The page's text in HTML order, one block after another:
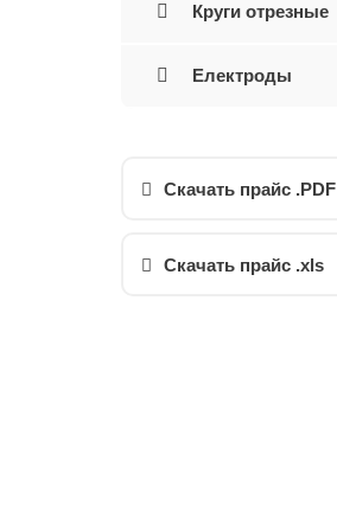
Круги отрезные
Електроды
Скачать прайс .PDF
Скачать прайс .xls